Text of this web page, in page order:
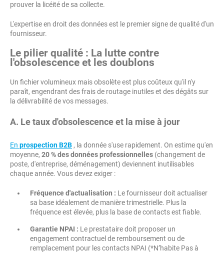
prouver la licéité de sa collecte.
L'expertise en droit des données est le premier signe de qualité d'un
fournisseur.
Le pilier qualité : La lutte contre
l'obsolescence et les doublons
Un fichier volumineux mais obsolète est plus coûteux qu'il n'y
paraît, engendrant des frais de routage inutiles et des dégâts sur
la délivrabilité de vos messages.
A. Le taux d'obsolescence et la mise à jour
En prospection B2B , la donnée s'use rapidement. On estime qu'en
moyenne, 20 % des données professionnelles (changement de
poste, d'entreprise, déménagement) deviennent inutilisables
chaque année. Vous devez exiger :
Fréquence d'actualisation : Le fournisseur doit actualiser
sa base idéalement de manière trimestrielle. Plus la
fréquence est élevée, plus la base de contacts est fiable.
Garantie NPAI : Le prestataire doit proposer un
engagement contractuel de remboursement ou de
remplacement pour les contacts NPAI (*N’habite Pas à